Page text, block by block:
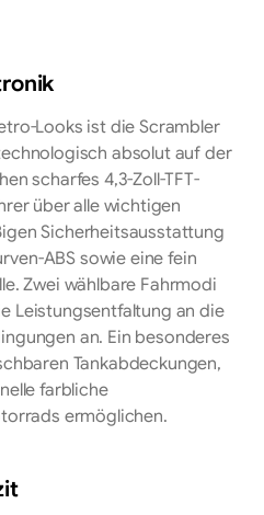
Looks ist die Scrambler
absolut auf der
scharfes 4,3-Zoll-TFT-
über alle wichtigen
Sicherheitsausstattung
ABS sowie eine fein
Zwei wählbare Fahrmodi
Leistungsentfaltung an die
an. Ein besonderes
Tankabdeckungen,
farbliche
ermöglichen.